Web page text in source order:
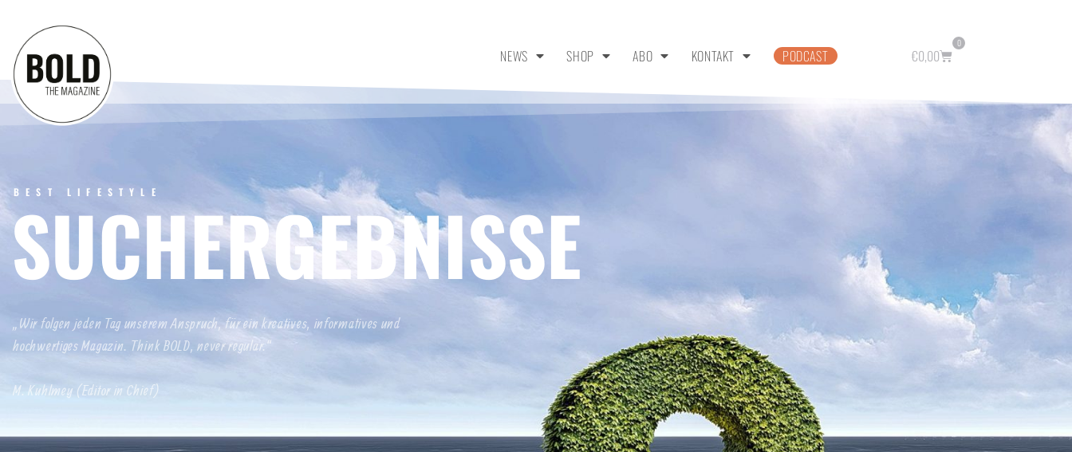
NEWS SHOP ABO KONTAKT PODCAST €0,00
0
BEST LIFESTYLE
SUCHERGEBNISSE
„Wir folgen jeden Tag unserem Anspruch, für ein kreatives, informatives und
hochwertiges Magazin. Think BOLD, never regular.“
M. Kuhlmey (Editor in Chief)